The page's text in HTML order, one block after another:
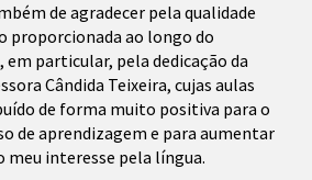
de agradecer pela qualidade
proporcionada ao longo do
em particular, pela dedicação da
Cândida Teixeira, cujas aulas
de forma muito positiva para o
de aprendizagem e para aumentar
meu interesse pela língua.